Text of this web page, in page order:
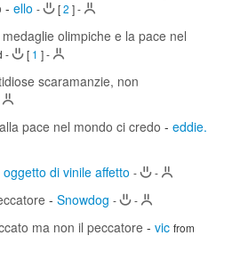
- ello - [2 ]-
olimpiche e la pace nel
- [ 1 ]-
scaramanzie, non
pace nel mondo ci credo - eddie.
oggetto di vinile affetto - -
- Snowdog - -
ma non il peccatore - vic from